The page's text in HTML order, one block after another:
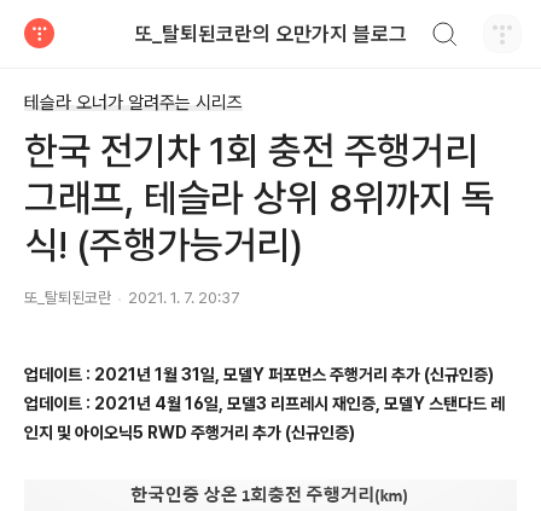
또_탈퇴된코란의 오만가지 블로그
테슬라 오너가 알려주는 시리즈
한국 전기차 1회 충전 주행거리
그래프, 테슬라 상위 8위까지 독
식! (주행가능거리)
또_탈퇴된코란 2021. 1. 7. 20:37
업데이트 : 2021년 1월 31일, 모델Y 퍼포먼스 주행거리 추가 (신규인증)
업데이트 : 2021년 4월 16일, 모델3 리프레시 재인증, 모델Y 스탠다드 레
인지 및 아이오닉5 RWD 주행거리 추가 (신규인증)